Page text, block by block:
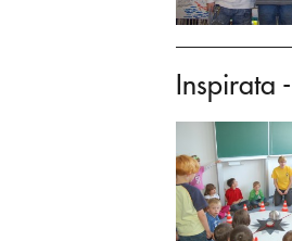
Inspirata